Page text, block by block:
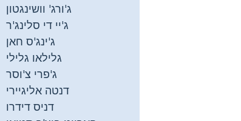
ג'ורג' וושינגטון
ג'יי די סלינג'ר
ג'ינג'ס חאן
גלילאו גלילי
ג'פרי צ'וסר
דנטה אליגיירי
דניס דידרו